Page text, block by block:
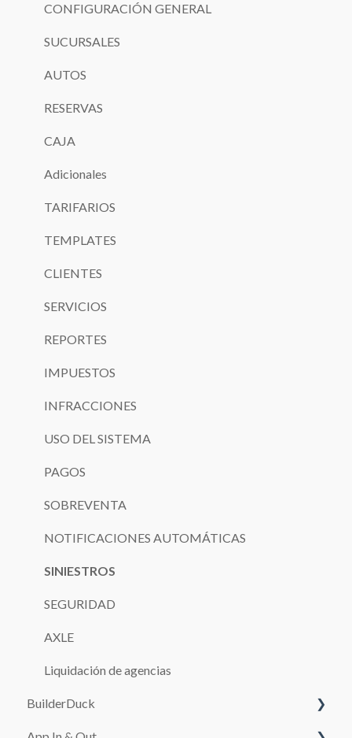
CONFIGURACIÓN GENERAL
SUCURSALES
AUTOS
RESERVAS
CAJA
Adicionales
TARIFARIOS
TEMPLATES
CLIENTES
SERVICIOS
REPORTES
IMPUESTOS
INFRACCIONES
USO DEL SISTEMA
PAGOS
SOBREVENTA
NOTIFICACIONES AUTOMÁTICAS
SINIESTROS
SEGURIDAD
AXLE
Liquidación de agencias
BuilderDuck